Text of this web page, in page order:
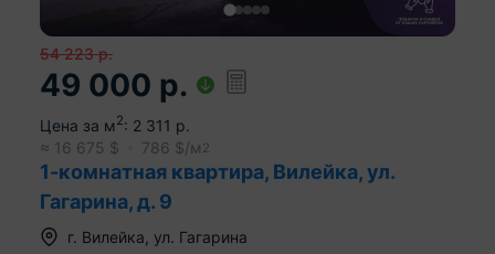
54 223 р.
49 000 р.
Цена за м2: 2 311 р.
≈ 16 675 $ 786 $/м 2
1-комнатная квартира, Вилейка, ул.
Гагарина, д. 9
г. Вилейка ул. Гагарина